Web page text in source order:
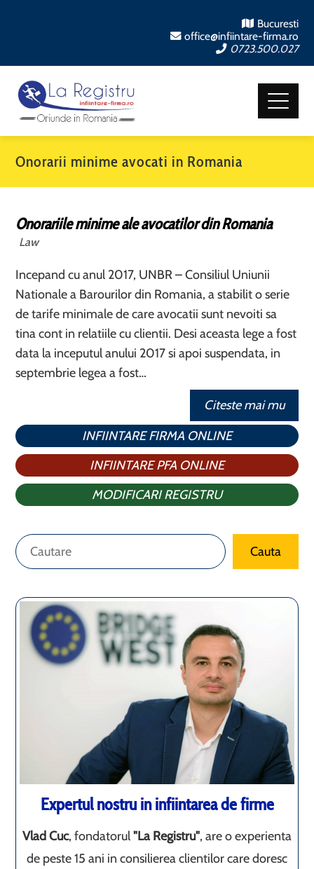
Bucuresti
office@infiintare-firma.ro
0723.500.027
Onorarii minime avocati in Romania
Onorariile minime ale avocatilor din Romania
Law
Incepand cu anul 2017, UNBR – Consiliul Uniunii
Nationale a Barourilor din Romania, a stabilit o serie
de tarife minimale de care avocatii sunt nevoiti sa
tina cont in relatiile cu clientii. Desi aceasta lege a fost
data la inceputul anului 2017 si apoi suspendata, in
septembrie legea a fost…
Citeste mai mu
INFIINTARE FIRMA ONLINE
INFIINTARE PFA ONLINE
MODIFICARI REGISTRU
Caută Cauta
Expertul nostru in infiintarea de firme
Vlad Cuc, fondatorul"La Registru", are o experienta
de peste 15 ani in consilierea clientilor care doresc